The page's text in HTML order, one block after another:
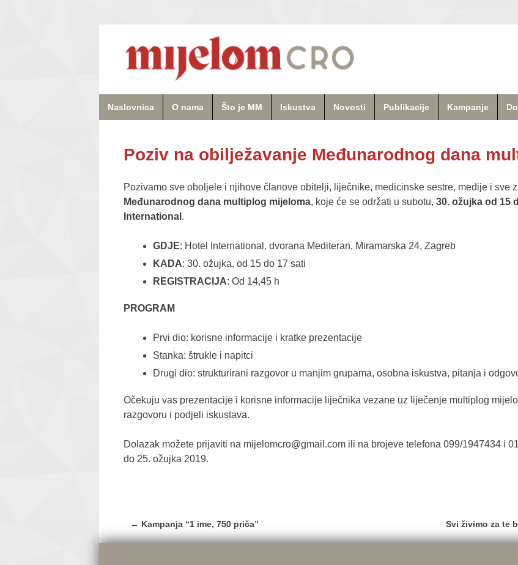
Naslovnica O nama Što je MM Iskustva Novosti Publikacije Kampanje
Poziv na obilježavanje Međunarodnog dana
Pozivamo sve oboljele i njihove članove obitelji, liječnike, medicinske sestre, medije i sve
Međunarodnog dana multiplog mijeloma, koje će se održati u subotu, 30. ožujka od 15
International .
GDJE: Hotel International, dvorana Mediteran, Miramarska 24, Zagreb
KADA: 30. ožujka, od 15 do 17 sati
REGISTRACIJA: Od 14,45 h
PROGRAM
Prvi dio: korisne informacije i kratke prezentacije
Stanka: štrukle i napitci
Drugi dio: strukturirani razgovor u manjim grupama, osobna iskustva, pitanja i
Očekuju vas prezentacije i korisne informacije liječnika vezane uz liječenje multiplog
razgovoru i podjeli iskustava.
Dolazak možete prijaviti na mijelomcro@gmail.com ili na brojeve telefona 099/1947434 i
do 25. ožujka 2019.
Post
navigation
← Kampanja “1 ime, 750 priča” Svi živimo za te